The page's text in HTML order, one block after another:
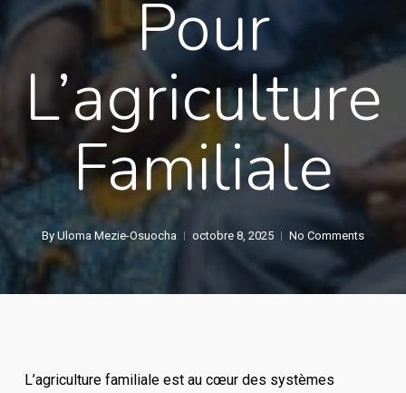
Pour
L’agriculture
Familiale
By Uloma Mezie-Osuocha octobre 8, 2025 No Comments
L’agriculture familiale est au cœur des systèmes